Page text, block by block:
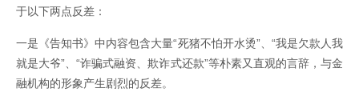
于以下两点反差：
一是《告知书》中内容包含大量“死猪不怕开水烫”、“我是欠款人我
就是大爷”、“诈骗式融资、欺诈式还款”等朴素又直观的言辞，与金
融机构的形象产生剧烈的反差。